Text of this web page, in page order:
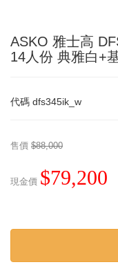
ASKO 雅士高
14人份 典雅白+
代碼 dfs345ik_w
售價 $88,000
現金價 $79,200